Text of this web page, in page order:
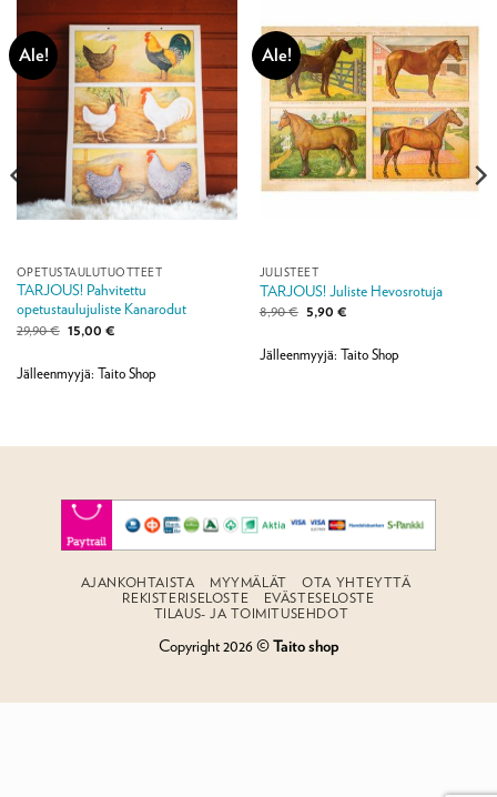
Ale!
OPETUSTAULUTUOTTEET
TARJOUS! Pahvitettu
opetustaulujuliste Kanarodut
29,90€ Alkuperäinen
hinta
29,90 €.
15,00 €Nykyinen
15,00 €.
Jälleenmyyjä: Taito Shop
Ale!
JULISTEET
TARJOUS! Juliste Hevosrotuja
8,90€ Alkuperäinen
hinta
8,90 €.
5,90 €Nykyinen
5,90 €.
Jälleenmyyjä: Taito Shop
AJANKOHTAISTA MYYMÄLÄT
OTA YHTEYTTÄ
REKISTERISELOSTE
EVÄSTESELOSTE
TILAUS- JA TOIMITUSEHDOT
Copyright 2026 ©Taito shop